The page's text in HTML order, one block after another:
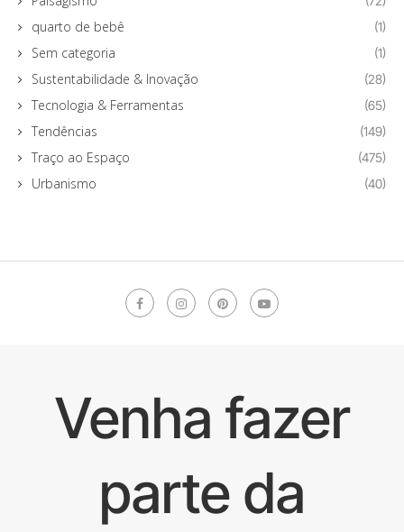
quarto de bebê (1)
Sem categoria (1)
Sustentabilidade & Inovação (28)
Tecnologia & Ferramentas (65)
Tendências (149)
Traço ao Espaço (475)
Urbanismo (40)
Venha fazer
parte da